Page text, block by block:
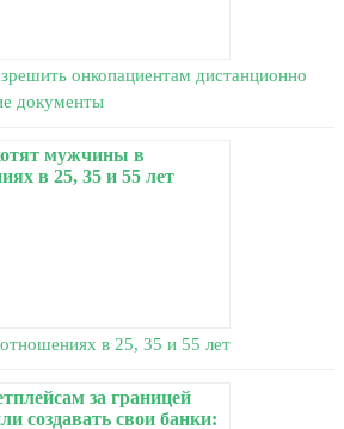
онкопациентам дистанционно
документы
в 25, 35 и 55 лет